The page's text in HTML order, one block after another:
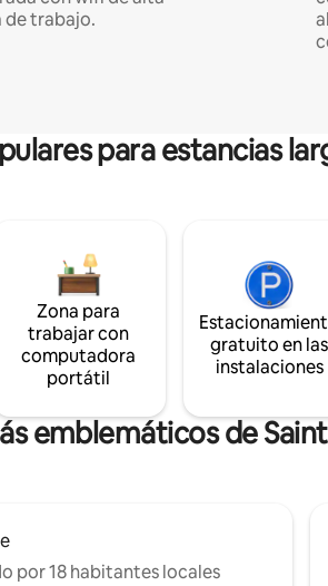
de trabajo.
para estancias
Zona para
trabajar con
computadora
portátil
gratuito en las
instalaciones
emblemáticos de
por 18 habitantes locales